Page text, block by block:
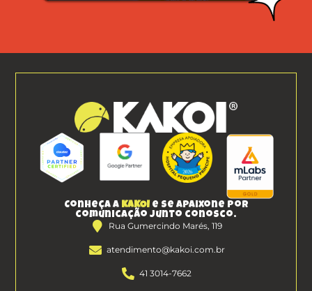
Conheça a KAKOI e se apaixone por
comunicação junto conosco.
Rua Gumercindo Marés, 119
atendimento@kakoi.com.br
41 3014-7662